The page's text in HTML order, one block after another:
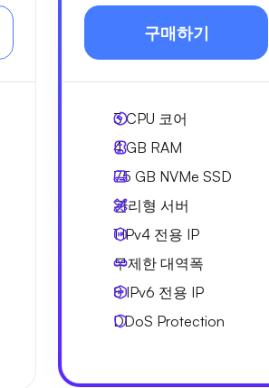
구매하기
3CPU 코어
4 GB RAM
75 GB NVMe SSD
관리형 서버
1 IPv4 전용 IP
무제한 대역폭
8 IPv6 전용 IP
DDoS Protection